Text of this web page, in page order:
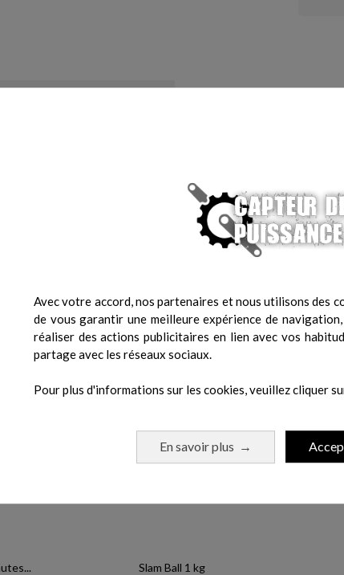
Avec votre accord, nos partenaires et nous utilisons des
de vous garantir une meilleure expérience de
réaliser des actions publicitaires en lien avec vos
partage avec les réseaux sociaux.
Pour plus d'informations sur les cookies, veuillez cliquer
En savoir plus →
pour améliorer le confort pendant la réalisation des exercices.
du support ventral.
le travail en tension progressive.
de la même catégorie :
Slam Ball 1 kg